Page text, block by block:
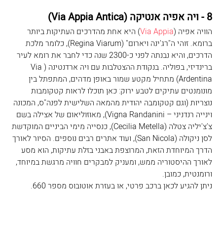
8 - ויה אפיה אנטיקה (Via Appia Antica)
הוויה אפיה (Via Appia) היא אחת מהדרכים העתיקות ביותר
ברומא. זוהי ה"רג'ינה ויארום" (Regina Viarum), כלומר מלכת
הדרכים, והיא נבנתה לפני כ-2300 שנה כדי לחבר את רומא לעיר
ברינדיזי, בפוליה. בנקודת ההצטלבות עם ויה ארדנטינה (Via
Ardentina) מתחיל מקטע שמור באופן מדהים, המתפתל בין
מונומנטים עתיקים לטבע ירוק: כאן תוכלו לראות קטקומבות
נוצריות (וגם קטקומבה יהודית מהמאה השלישית לפנה"ס, המכונה
וינייה רנדניני – Vigna Randanini), מאוזוליאום של אצילה בשם
צ'צ'יליה צטלה (Cecilia Metella), כנסייה מימי הביניים המוקדשת
לסן ניקולה (San Nicola), ועוד אתרים רבים נוספים. הסיור לאורך
הדרך המיוחדת הזאת, המרוצפת באבני בזלת עתיקות, הוא מסע
לאורך ההיסטוריה ממש, ומעניק למבקרים חוויה מרגשת במיוחד,
ורומנטית, כמובן.
ניתן להגיע לכאן ברכב פרטי, או בעזרת אוטובוס מספר 660.